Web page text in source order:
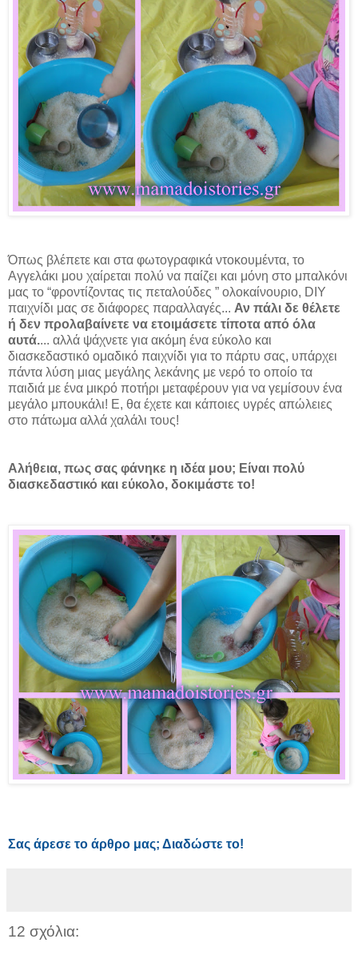
Όπως βλέπετε και στα φωτογραφικά ντοκουμέντα, το
Αγγελάκι μου χαίρεται πολύ να παίζει και μόνη στο μπαλκόνι
μας το “φροντίζοντας τις πεταλούδες ” ολοκαίνουριο, DIY
παιχνίδι μας σε διάφορες παραλλαγές... Αν πάλι δε θέλετε
ή δεν προλαβαίνετε να ετοιμάσετε τίποτα από όλα
αυτά.... αλλά ψάχνετε για ακόμη ένα εύκολο και
διασκεδαστικό ομαδικό παιχνίδι για το πάρτυ σας, υπάρχει
πάντα λύση μιας μεγάλης λεκάνης με νερό το οποίο τα
παιδιά με ένα μικρό ποτήρι μεταφέρουν για να γεμίσουν ένα
μεγάλο μπουκάλι! Ε, θα έχετε και κάποιες υγρές απώλειες
στο πάτωμα αλλά χαλάλι τους!
Αλήθεια, πως σας φάνηκε η ιδέα μου; Είναι πολύ
διασκεδαστικό και εύκολο, δοκιμάστε το!
Σας άρεσε το άρθρο μας; Διαδώστε το!
12 σχόλια: